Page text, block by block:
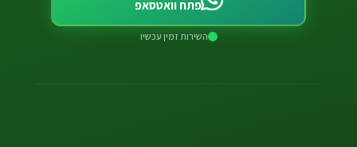
פתח וואטסאפ
השירות זמין עכשיו